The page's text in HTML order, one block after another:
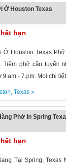
Ở Houston Texas
hạn
Houston Texas
Tiệm phở cần tuyển
9.am - 7.pm. Mọi chi
, Texas»
Phở In Spring
hạn
Tại Spring,